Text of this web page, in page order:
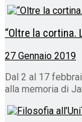
“Oltre la cortina.
27 Gennaio 2019
Dal 2 al 17
alla memoria di